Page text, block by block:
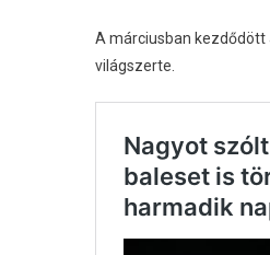
A márciusban
világszerte.